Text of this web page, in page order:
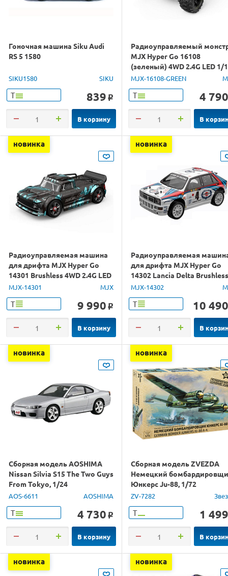
Гоночная машина Siku Audi
RS 5 1580
SIKU1580 SIKU
Т 839 o
В корзину
Радиоуправляемый
MJX Hyper Go 16108
(зеленый) 4WD 2.4G LED 1/
RTR
MJX-16108-GREEN
Т 4 790
В
новинка
Радиоуправляемая машина
для дрифта MJX Hyper Go
14301 Brushless 4WD 2.4G LED
1/14 RTR
MJX-14301 MJX
Т 9 990 o
В корзину
новинка
Радиоуправляемая
для дрифта MJX Hyper Go
14302 Lancia Delta Brushless
4WD 2.4G LED 1/14 RTR
MJX-14302
Т 10 490
В
новинка
Сборная модель AOSHIMA
Nissan Silvia S15 The Two Guys
From Tokyo, 1/24
AOS-6611 AOSHIMA
Т 4 730 o
В корзину
новинка
Сборная модель ZVEZDA
Немецкий
Юнкерс Ju-88, 1/72
ZV-7282
Т 1 499
В
новинка новинка